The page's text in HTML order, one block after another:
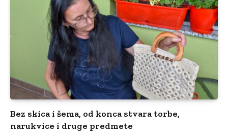
Bez skica i šema, od konca stvara torbe,
narukvice i druge predmete